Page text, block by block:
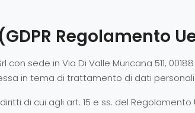
Letti
Comodini
Armadi
Camerette
Regolamento
con sede in Via Di Valle Muricana 511,
in tema di trattamento di dati
di cui agli art. 15 e ss. del